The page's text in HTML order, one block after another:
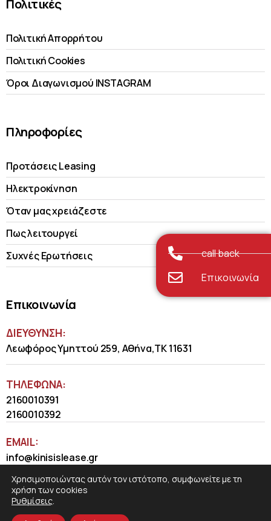
Πολιτικές
Πολιτική Απορρήτου
Πολιτική Cookies
Όροι Διαγωνισμού INSTAGRAM
Πληροφορίες
Προτάσεις Leasing
Ηλεκτροκίνηση
Όταν μας χρειάζεστε
Πως λειτουργεί
Συχνές Ερωτήσεις
Επικοινωνία
ΔΙΕΥΘΥΝΣΗ:
Λεωφόρος Υμηττού 259, Αθήνα,ΤΚ 11631
ΤΗΛΈΦΩΝΑ:
2160010391
2160010392
EMAIL:
info@kinisislease.gr
call back
Επικοινωνία
Χρησιμοποιώντας αυτόν τον ιστότοπο, συμφωνείτε με τη
χρήση των cookies
Ρυθμίσεις.